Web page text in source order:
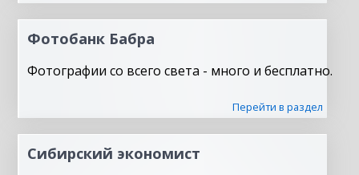
Фотобанк Бабра
Фотографии со всего света - много и бесплатно.
Перейти в раздел
Сибирский экономист